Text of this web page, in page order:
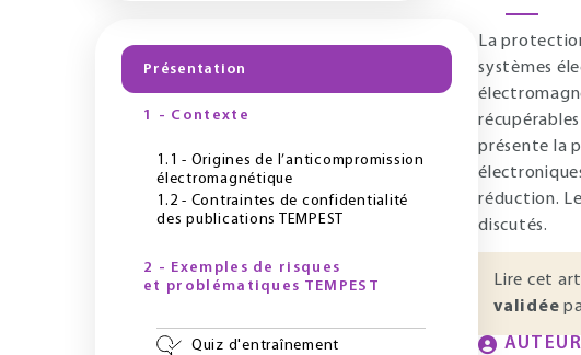
Présentation
1 - Contexte
1.1 - Origines de l’anticompromission
électromagnétique
1.2 - Contraintes de confidentialité
des publications TEMPEST
2 - Exemples de risques
et problématiques TEMPEST
Quiz d'entraînement
La
systèmes
présente la
réduction.
discutés.
Lire cet
validée